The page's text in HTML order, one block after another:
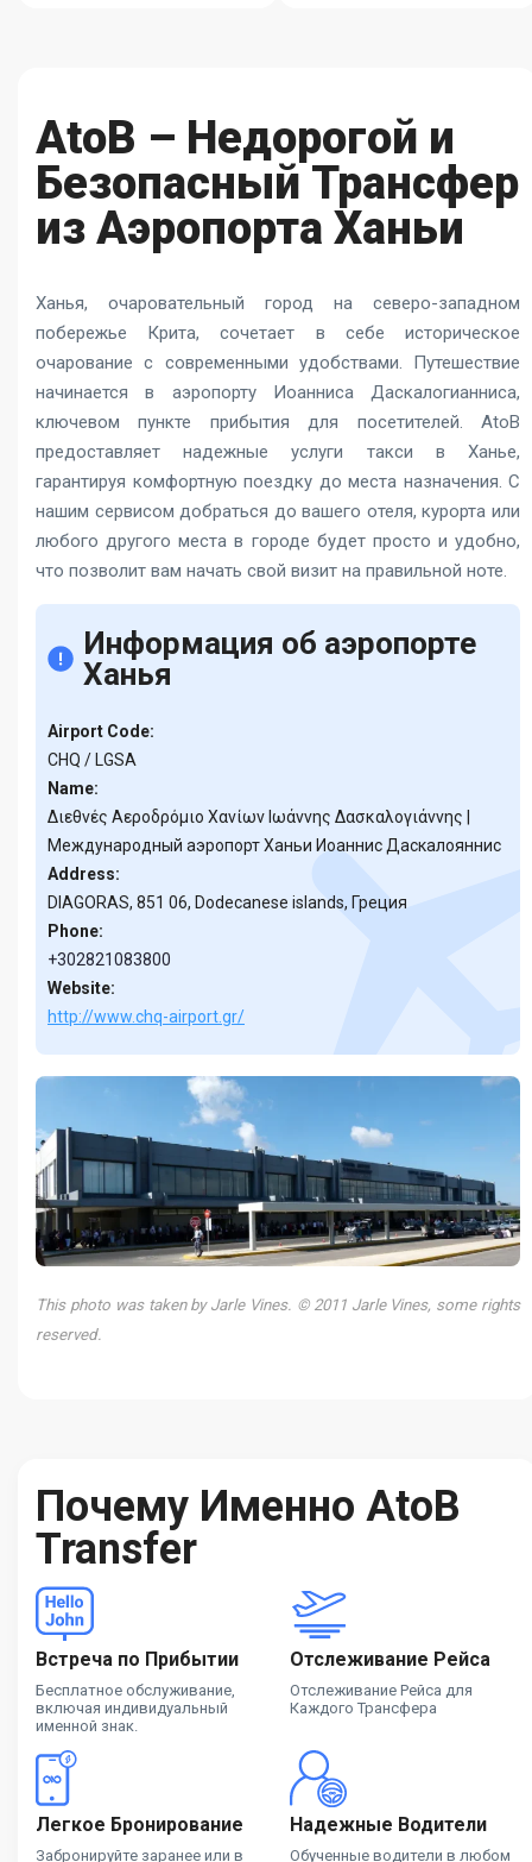
AtoB – Недорогой и
Безопасный Трансфер
из Аэропорта Ханьи
Ханья, очаровательный город на северо-западном
побережье Крита, сочетает в себе историческое
очарование с современными удобствами. Путешествие
начинается в аэропорту Иоанниса Даскалогианниса,
ключевом пункте прибытия для посетителей. AtoB
предоставляет надежные услуги такси в Ханье,
гарантируя комфортную поездку до места назначения. С
нашим сервисом добраться до вашего отеля, курорта или
любого другого места в городе будет просто и удобно,
что позволит вам начать свой визит на правильной ноте.
Информация об аэропорте
Ханья
Airport Code:
CHQ / LGSA
Name:
Διεθνές Αεροδρόμιο Χανίων Ιωάννης Δασκαλογιάννης |
Международный аэропорт Ханьи Иоаннис Даскалояннис
Address:
DIAGORAS, 851 06, Dodecanese islands, Греция
Phone:
+302821083800
Website:
http://www.chq-airport.gr/
This photo was taken by Jarle Vines. © 2011 Jarle Vines, some rights
reserved.
Почему Именно AtoB
Transfer
Встреча по Прибытии
Бесплатное обслуживание,
включая индивидуальный
именной знак.
Отслеживание Рейса
Отслеживание Рейса для
Каждого Трансфера
Легкое Бронирование
Забронируйте заранее или в
Надежные Водители
Обученные водители в любом